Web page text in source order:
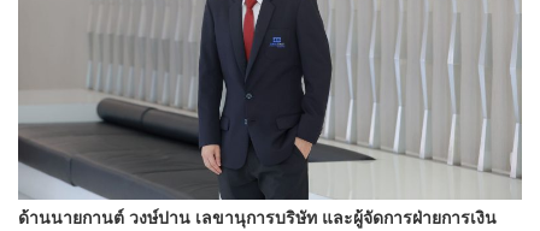
ด้านนายกานต์ วงษ์ปาน เลขานุการบริษัท และผู้จัดการฝ่ายการเงิน